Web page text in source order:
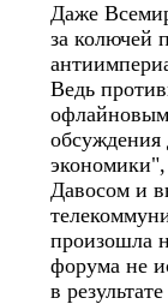
Даже
за колючей
Ведь
обсуждения
экономики",
Давосом и
произошла
форума не
в